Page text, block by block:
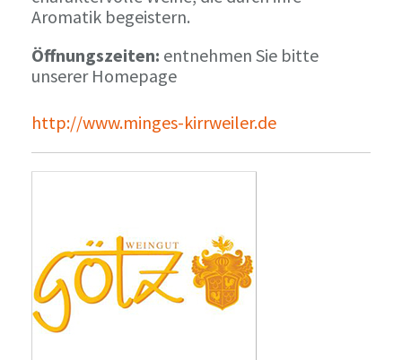
Aromatik begeistern.
Öffnungszeiten: entnehmen Sie bitte
unserer Homepage
http://www.minges-kirrweiler.de